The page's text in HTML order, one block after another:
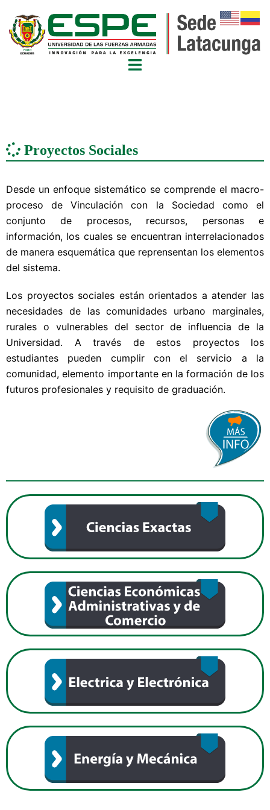
Proyectos Sociales
Desde un enfoque sistemático se comprende el macro-
proceso de Vinculación con la Sociedad como el
conjunto de procesos, recursos, personas e
información, los cuales se encuentran interrelacionados
de manera esquemática que reprensentan los elementos
del sistema.
Los proyectos sociales están orientados a atender las
necesidades de las comunidades urbano marginales,
rurales o vulnerables del sector de influencia de la
Universidad. A través de estos proyectos los
estudiantes pueden cumplir con el servicio a la
comunidad, elemento importante en la formación de los
futuros profesionales y requisito de graduación.